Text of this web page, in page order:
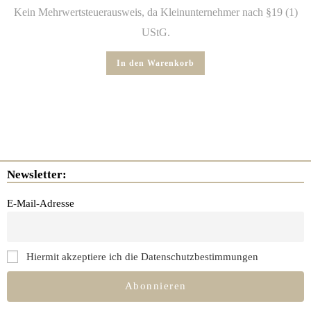
Kein Mehrwertsteuerausweis, da Kleinunternehmer nach §19 (1)
UStG.
In den Warenkorb
Newsletter:
E-Mail-Adresse
Hiermit akzeptiere ich die Datenschutzbestimmungen